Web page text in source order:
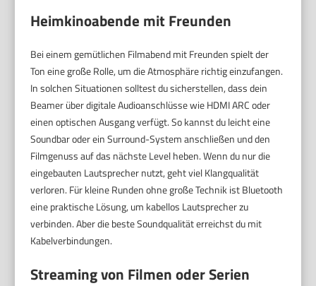
Heimkinoabende mit Freunden
Bei einem gemütlichen Filmabend mit Freunden spielt der
Ton eine große Rolle, um die Atmosphäre richtig einzufangen.
In solchen Situationen solltest du sicherstellen, dass dein
Beamer über digitale Audioanschlüsse wie HDMI ARC oder
einen optischen Ausgang verfügt. So kannst du leicht eine
Soundbar oder ein Surround-System anschließen und den
Filmgenuss auf das nächste Level heben. Wenn du nur die
eingebauten Lautsprecher nutzt, geht viel Klangqualität
verloren. Für kleine Runden ohne große Technik ist Bluetooth
eine praktische Lösung, um kabellos Lautsprecher zu
verbinden. Aber die beste Soundqualität erreichst du mit
Kabelverbindungen.
Streaming von Filmen oder Serien